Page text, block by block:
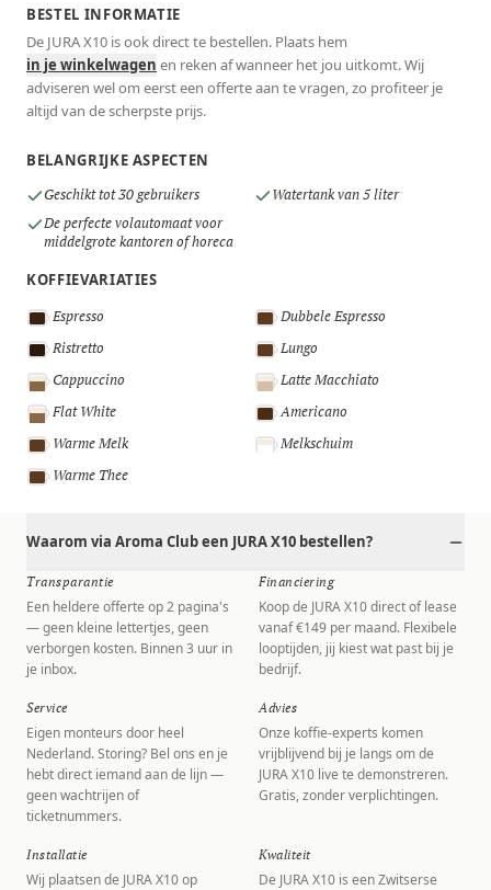
BESTEL INFORMATIE
De JURA X10 is ook direct te bestellen. Plaats hem
in je winkelwagen en reken af wanneer het jou uitkomt. Wij
adviseren wel om eerst een offerte aan te vragen, zo profiteer je
altijd van de scherpste prijs.
BELANGRIJKE ASPECTEN
Geschikt tot 30 gebruikers
Watertank van 5 liter
De perfecte volautomaat voor
middelgrote kantoren of horeca
KOFFIEVARIATIES
Espresso
Dubbele Espresso
Ristretto
Lungo
Cappuccino
Latte Macchiato
Flat White
Americano
Warme Melk
Melkschuim
Warme Thee
Waarom via Aroma Club een JURA X10 bestellen?
Transparantie
Een heldere offerte op 2 pagina's
— geen kleine lettertjes, geen
verborgen kosten. Binnen 3 uur in
je inbox.
Financiering
Koop de JURA X10 direct of lease
vanaf €149 per maand. Flexibele
looptijden, jij kiest wat past bij je
bedrijf.
Service
Eigen monteurs door heel
Nederland. Storing? Bel ons en je
hebt direct iemand aan de lijn —
geen wachtrijen of
ticketnummers.
Advies
Onze koffie-experts komen
vrijblijvend bij je langs om de
JURA X10 live te demonstreren.
Gratis, zonder verplichtingen.
Installatie
Wij plaatsen de JURA X10 op
Kwaliteit
De JURA X10 is een Zwitserse